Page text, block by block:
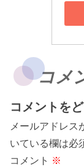
コメ
コメントを
メールアドレス
いている欄は必
コメント ※